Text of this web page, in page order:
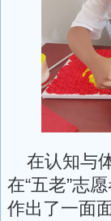
在认知与
在“五老”志
作出了一面